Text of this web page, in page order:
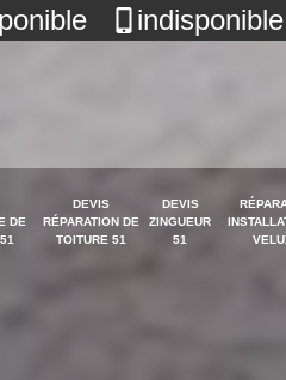
indisponible
DE
DEVIS
RÉPARATION DE
TOITURE 51
DEVIS
ZINGUEUR
51